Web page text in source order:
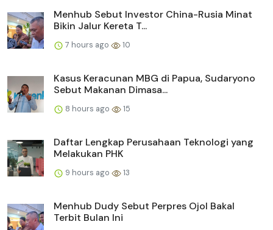
Menhub Sebut Investor China-Rusia Minat
Bikin Jalur Kereta T...
7 hours ago 10
Kasus Keracunan MBG di Papua, Sudaryono
Sebut Makanan Dimasa...
8 hours ago 15
Daftar Lengkap Perusahaan Teknologi yang
Melakukan PHK
9 hours ago 13
Menhub Dudy Sebut Perpres Ojol Bakal
Terbit Bulan Ini